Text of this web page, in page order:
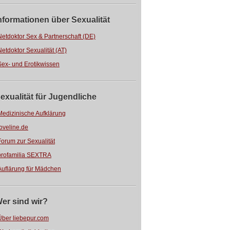
über Sexualität
Sex & Partnerschaft (DE)
Sexualität (AT)
und Erotikwissen
für Jugendliche
Aufklärung
zur Sexualität
SEXTRA
für Mädchen
sind wir?
liebepur.com